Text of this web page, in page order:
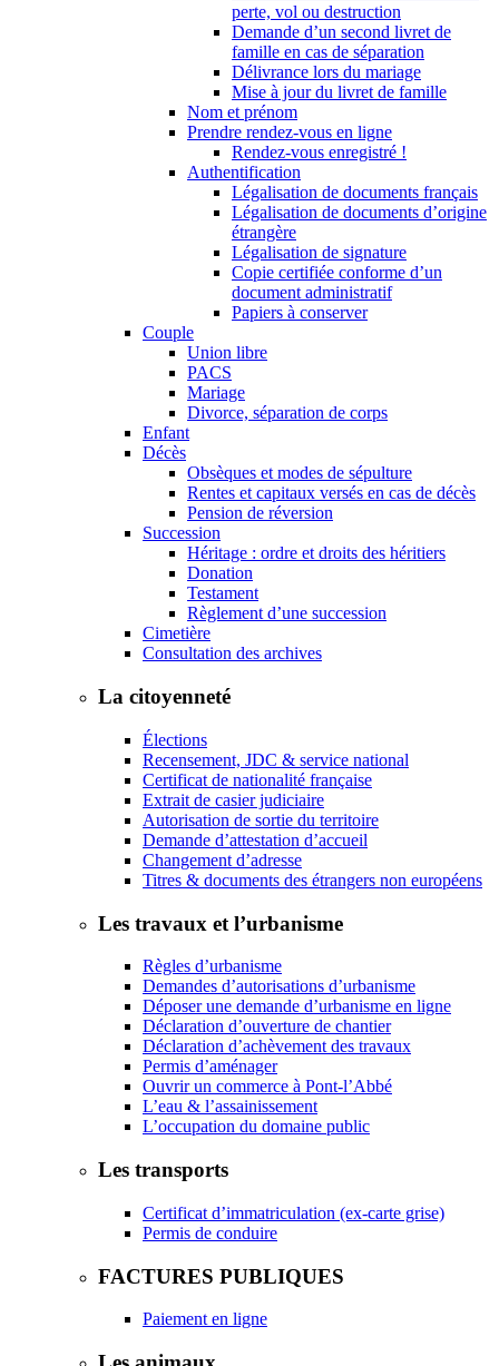
perte, vol ou destruction
Demande d’un second livret de
famille en cas de séparation
Délivrance lors du mariage
Mise à jour du livret de famille
Nom et prénom
Prendre rendez-vous en ligne
Rendez-vous enregistré !
Authentification
Légalisation de documents français
Légalisation de documents d’origine
étrangère
Légalisation de signature
Copie certifiée conforme d’un
document administratif
Papiers à conserver
Couple
Union libre
PACS
Mariage
Divorce, séparation de corps
Enfant
Décès
Obsèques et modes de sépulture
Rentes et capitaux versés en cas de décès
Pension de réversion
Succession
Héritage : ordre et droits des héritiers
Donation
Testament
Règlement d’une succession
Cimetière
Consultation des archives
La citoyenneté
Élections
Recensement, JDC & service national
Certificat de nationalité française
Extrait de casier judiciaire
Autorisation de sortie du territoire
Demande d’attestation d’accueil
Changement d’adresse
Titres & documents des étrangers non européens
Les travaux et l’urbanisme
Règles d’urbanisme
Demandes d’autorisations d’urbanisme
Déposer une demande d’urbanisme en ligne
Déclaration d’ouverture de chantier
Déclaration d’achèvement des travaux
Permis d’aménager
Ouvrir un commerce à Pont-l’Abbé
L’eau & l’assainissement
L’occupation du domaine public
Les transports
Certificat d’immatriculation (ex-carte grise)
Permis de conduire
FACTURES PUBLIQUES
Paiement en ligne